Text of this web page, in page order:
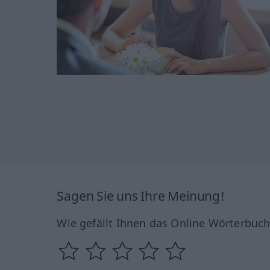
Sagen Sie uns Ihre Meinung!
Wie gefällt Ihnen das Online